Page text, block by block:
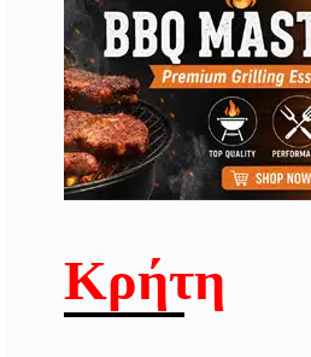
Κρήτη